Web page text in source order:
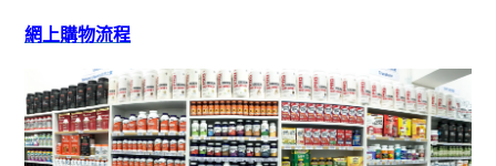
網上購物流程